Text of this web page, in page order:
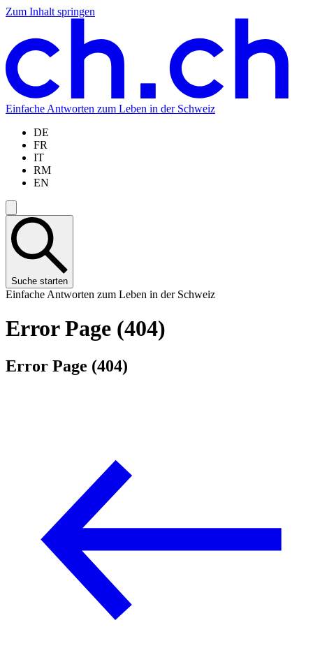
Zum Inhalt springen
Zum
springen
Zur
springen
Zur
springen
Zur
springen
Einfache Antworten zum Leben in der Schweiz
DE
FR
IT
RM
EN
Suche starten
Einfache Antworten zum Leben in der Schweiz
Error Page (404)
Error Page (404)